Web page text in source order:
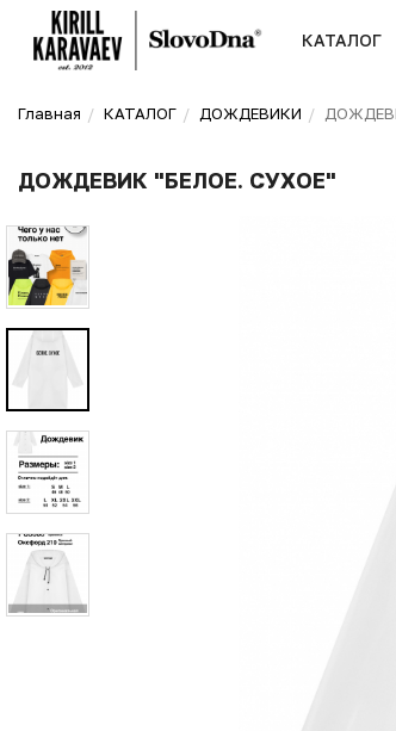
КАТАЛОГ
Главная КАТАЛОГ ДОЖДЕВИКИ
ДОЖДЕВИК "БЕЛОЕ. СУХОЕ"